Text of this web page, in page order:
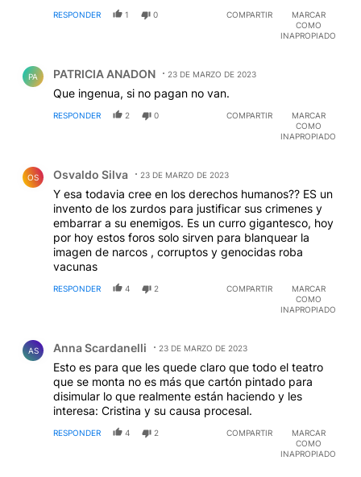
RESPONDER 1 0 COMPARTIR
MARCAR
COMO
INAPROPIADO
PA PATRICIA ANADON 23 DE MARZO DE 2023
Que ingenua, si no pagan no van.
RESPONDER 2 0 COMPARTIR
MARCAR
COMO
INAPROPIADO
OS Osvaldo Silva 23 DE MARZO DE 2023
Y esa todavia cree en los derechos humanos?? ES un
invento de los zurdos para justificar sus crimenes y
embarrar a su enemigos. Es un curro gigantesco, hoy
por hoy estos foros solo sirven para blanquear la
imagen de narcos , corruptos y genocidas roba
vacunas
RESPONDER 4 2 COMPARTIR
MARCAR
COMO
INAPROPIADO
AS Anna Scardanelli 23 DE MARZO DE 2023
Esto es para que les quede claro que todo el teatro
que se monta no es más que cartón pintado para
disimular lo que realmente están haciendo y les
interesa: Cristina y su causa procesal.
RESPONDER 4 2 COMPARTIR
MARCAR
COMO
INAPROPIADO